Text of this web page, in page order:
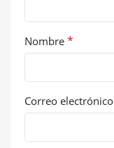
Nombre *
Correo electrónico